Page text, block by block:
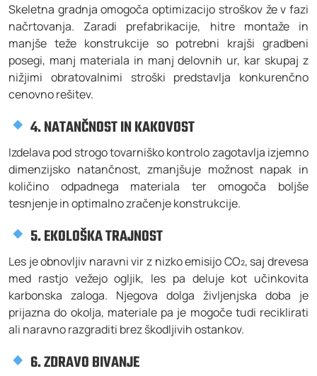
Skeletna gradnja omogoča optimizacijo stroškov že v fazi
načrtovanja. Zaradi prefabrikacije, hitre montaže in
manjše teže konstrukcije so potrebni krajši gradbeni
posegi, manj materiala in manj delovnih ur, kar skupaj z
nižjimi obratovalnimi stroški predstavlja konkurenčno
cenovno rešitev.
4. NATANČNOST IN KAKOVOST
Izdelava pod strogo tovarniško kontrolo zagotavlja izjemno
dimenzijsko natančnost, zmanjšuje možnost napak in
količino odpadnega materiala ter omogoča boljše
tesnjenje in optimalno zračenje konstrukcije.
5. EKOLOŠKA TRAJNOST
Les je obnovljiv naravni vir z nizko emisijo CO₂, saj drevesa
med rastjo vežejo ogljik, les pa deluje kot učinkovita
karbonska zaloga. Njegova dolga življenjska doba je
prijazna do okolja, materiale pa je mogoče tudi reciklirati
ali naravno razgraditi brez škodljivih ostankov.
6. ZDRAVO BIVANJE